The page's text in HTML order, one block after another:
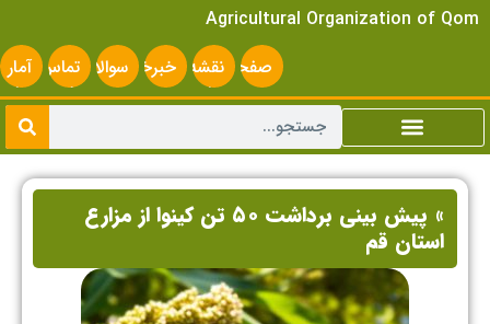
Agricultural Organization of Qom
صفحه
اصلی
نقشه
سایت
خبرخوانسوالات
متداول
تماس
با ما
آمار
» پیش بینی برداشت ۵۰ تن کینوا از مزارع
استان قم